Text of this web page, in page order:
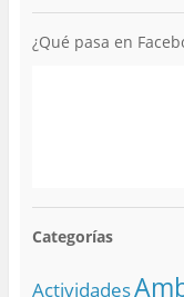
¿Qué pasa en
Categorías
Actividades